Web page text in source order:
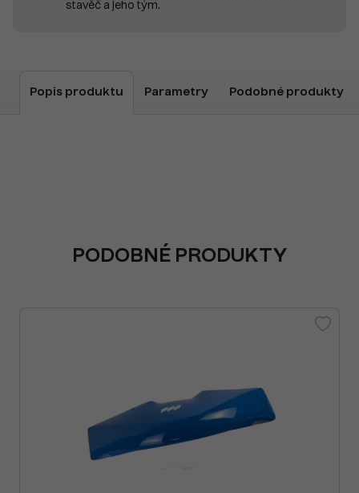
stavěč a jeho tým.
Popis produktu Parametry Podobné produkty
PODOBNÉ PRODUKTY